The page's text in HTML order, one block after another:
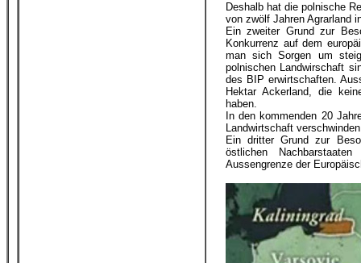
Deshalb hat die polnische
von zwölf Jahren Agrarland
Ein zweiter Grund zur
Konkurrenz auf dem
man sich Sorgen um
polnischen Landwirschaft
des BIP erwirtschaften.
Hektar Ackerland, die
haben.
In den kommenden 20
Landwirtschaft
Ein dritter Grund zur
östlichen
Aussengrenze der